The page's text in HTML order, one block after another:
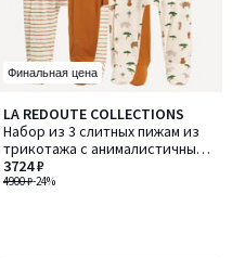
Финальная цена
LA REDOUTE COLLECTIONS
Набор из 3 слитных пижам из
трикотажа с анималистичными
принтами и в полоску
4900 ₽-24%
3724 ₽